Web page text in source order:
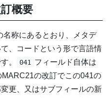
概要
名称にあるとおり、メタデ
、コードという形で言語情
。
041
フィールド自体は
の改訂でこの041の
更、又はサブフィールの新